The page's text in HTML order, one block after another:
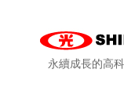
永續成長的高